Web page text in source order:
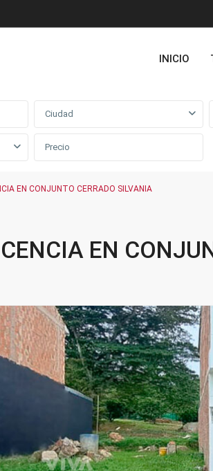
INICIO
Ciudad
EN CONJUNTO CERRADO SILVANIA
EN